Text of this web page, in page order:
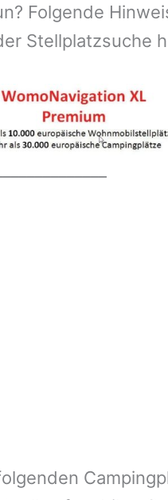
Folgende
Stellplatzsuche